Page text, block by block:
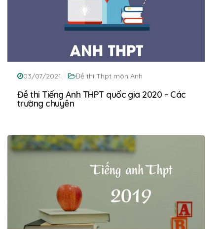
03/07/2021 Đề thi Thpt môn Anh
Đề thi Tiếng Anh THPT quốc gia 2020 – Các
trường chuyên